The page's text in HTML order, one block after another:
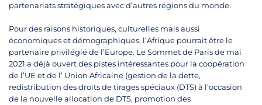
partenariats stratégiques avec d’autres régions du monde.
Pour des raisons historiques, culturelles mais aussi
économiques et démographiques, l’Afrique pourrait être le
partenaire privilégié de l’Europe. Le Sommet de Paris de mai
2021 a déjà ouvert des pistes intéressantes pour la coopération
de l’UE et de l’ Union Africaine (gestion de la dette,
redistribution des droits de tirages spéciaux (DTS) à l’occasion
de la nouvelle allocation de DTS, promotion des